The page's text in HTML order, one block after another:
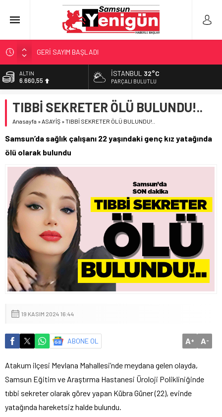
GERİ SAYIM BAŞLADI
SAMSUNSPOR’DA HEDEF 5’İNCİLİK!
‘BAFRA’YA YATIRIM YAPIN!’
YÖNETİCİ SEÇERKEN YAPILAN EN BÜYÜK HATALAR
ALTIN
6.660,55
13.779,39
DOLAR
55,1881
İSTANBUL 32°C
PARÇALI BULUTLU
TIBBİ SEKRETER ÖLÜ BULUNDU!..
Anasayfa »ASAYİŞ »TIBBİ SEKRETER ÖLÜ BULUNDU!..
Samsun’da sağlık çalışanı 22 yaşındaki genç kız yatağında
ölü olarak bulundu
19 KASIM 2024 16:44
ABONE OL A+ A-
Atakum ilçesi Mevlana Mahallesi’nde meydana gelen olayda,
Samsun Eğitim ve Araştırma Hastanesi Üroloji Polikliniğinde
tıbbi sekreter olarak görev yapan Kübra Güner (22), evinde
yatağında hareketsiz halde bulundu.